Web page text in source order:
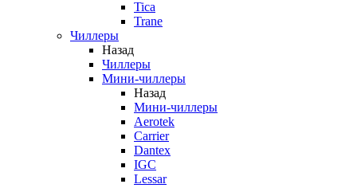
Tica
Trane
Чиллеры
Назад
Чиллеры
Мини-чиллеры
Назад
Мини-чиллеры
Aerotek
Carrier
Dantex
IGC
Lessar